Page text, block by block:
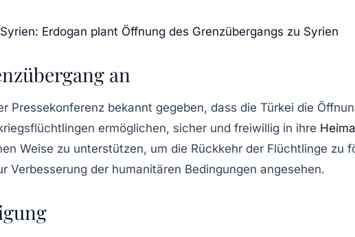
Erdogan plant Öffnung des Grenzübergangs zu Syrien
an
Pressekonferenz bekannt gegeben, dass die Türkei die
ermöglichen, sicher und freiwillig in ihre
Weise zu unterstützen, um die Rückkehr der Flüchtlinge zu
Verbesserung der humanitären Bedingungen angesehen.